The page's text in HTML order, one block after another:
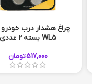
چراغ هشدار درب
WL5 بسته 2 عددی
517,000تومان